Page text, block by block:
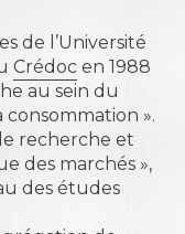
de l’Université
Crédoc en 1988
au sein du
».
recherche et
des marchés »,
des études